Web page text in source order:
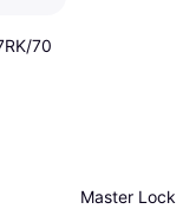
70
Master Lock